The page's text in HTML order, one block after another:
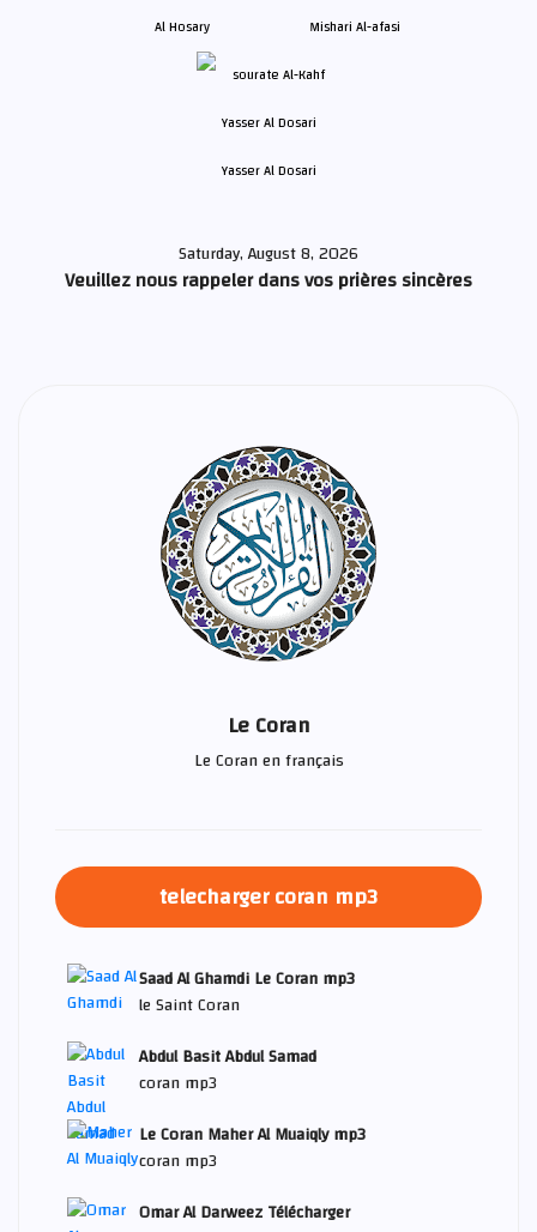
Al Hosary Mishari Al-afasi
Yasser Al Dosari
Saturday, August 8, 2026
Veuillez nous rappeler dans vos prières sincères
Le Coran
Le Coran en français
telecharger coran mp3
Saad Al Ghamdi Le Coran mp3
le Saint Coran
Abdul Basit Abdul Samad
coran mp3
Le Coran Maher Al Muaiqly mp3
coran mp3
Omar Al Darweez Télécharger